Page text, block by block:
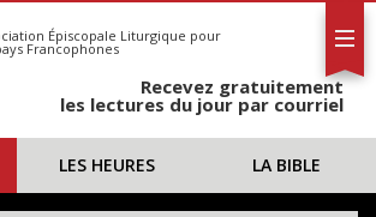
Épiscopale Liturgique pour
Francophones
Recevez gratuitement
les lectures du jour par courriel
LES HEURES LA BIBLE